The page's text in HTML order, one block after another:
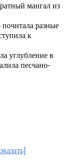
мангал из
разные
к
углубление в
песчано-